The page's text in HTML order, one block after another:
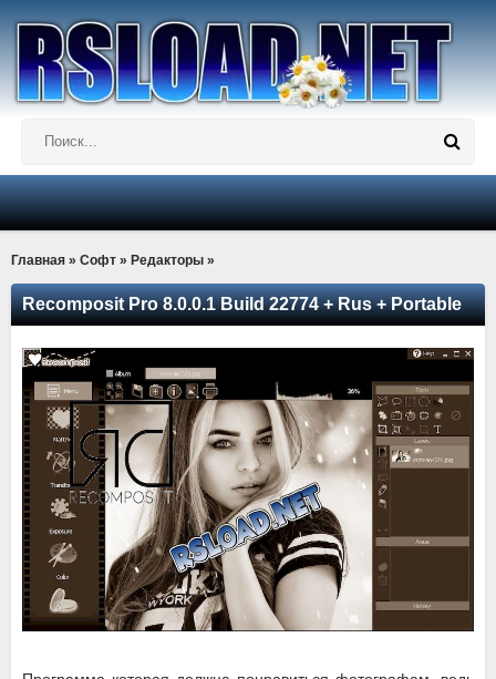
Главная » Софт » Редакторы »
Recomposit Pro 8.0.0.1 Build 22774 + Rus + Portable